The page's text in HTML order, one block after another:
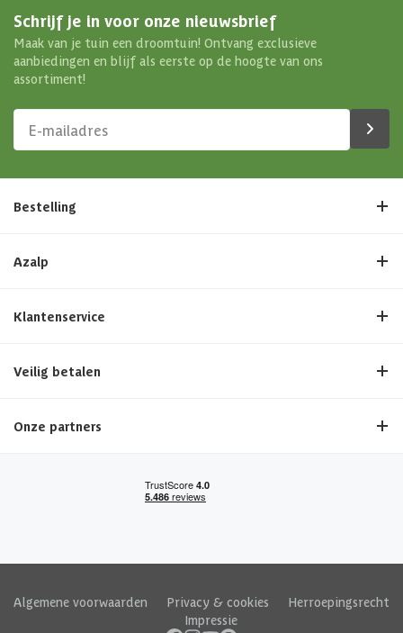
Schrijf je in voor onze nieuwsbrief
Maak van je tuin een droomtuin! Ontvang exclusieve
aanbiedingen en blijf als eerste op de hoogte van ons
assortiment!
Bestelling
Azalp
Klantenservice
Veilig betalen
Onze partners
Algemene voorwaarden Privacy & cookies
Herroepingsrecht
Impressie